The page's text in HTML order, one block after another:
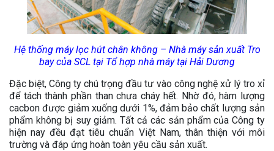
Hệ thống máy lọc hút chân không – Nhà máy sản xuất Tro
bay của SCL tại Tổ hợp nhà máy tại Hải Dương
Đặc biệt, Công ty chú trọng đầu tư vào công nghệ xử lý tro xỉ
để tách thành phần than chưa cháy hết. Nhờ đó, hàm lượng
cacbon được giảm xuống dưới 1%, đảm bảo chất lượng sản
phẩm không bị suy giảm. Tất cả các sản phẩm của Công ty
hiện nay đều đạt tiêu chuẩn Việt Nam, thân thiện với môi
trường và đáp ứng hoàn toàn yêu cầu sản xuất.